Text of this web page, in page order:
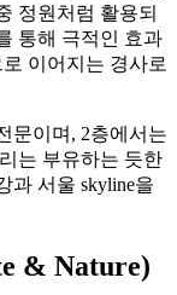
정원처럼 활용되
통해 극적인 효과
이어지는 경사로
문이며, 2층에서는
는 부유하는 듯한
과 서울 skyline을
& Nature)